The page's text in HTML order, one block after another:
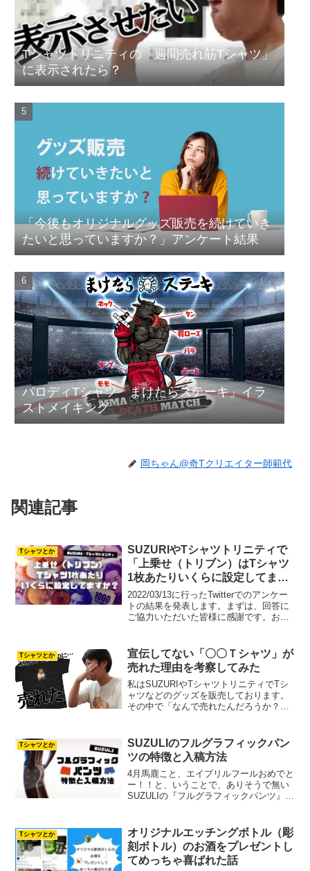
Tシャツトリニティの「週間売れ筋Tシャツ」
に表示されたら？
「今後もオリジナルグッズ販売を続けていき
たいと思っていますか？」アンケート結果
パロディTシャツ「まけたらステーキ」イラ
ストメイキング
岡ちゃん@奇Tクリエイター師範代
関連記事
Tシャツとか
SUZURIやTシャツトリニティで
「上乗せ（トリブン）はTシャツ
1枚あたりいくらに設定してます
か？」アンケート結果
2022/03/13に行ったTwitterでのアンケー
トの結果を発表します。まずは、回答に
ご協力いただいた皆様に感謝です。お忙
（トリブン）はTシャツ1枚あたりいく
ら...
Tシャツとか
宣伝してない「〇〇Ｔシャツ」が
売れた理由を考察してみた
私はSUZURIやTシャツトリニティでTシ
ャツなどのグッズを販売しております。
その中で「なんで売れたんだろうか？」
インが売れたの？どんなデザインが売れ
たのかというと、筋...
Tシャツとか
SUZULIのフルグラフィックパン
ツの特徴と入稿方法
4月馬鹿こと、エイプリルフールおめでと
ー！！と、いうことで、ありそうで無い
SUZULIの『フルグラフィックパンツ』で
パンツ』をエイプリルフールネタにしよ
うと思...
Tシャツとか
オリジナルエッチングボトル（彫
刻ボトル）のお酒をプレゼントし
てめっちゃ喜ばれた話